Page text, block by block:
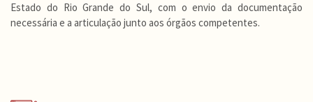
Estado do Rio Grande do Sul, com o envio da documentação
necessária e a articulação junto aos órgãos competentes.